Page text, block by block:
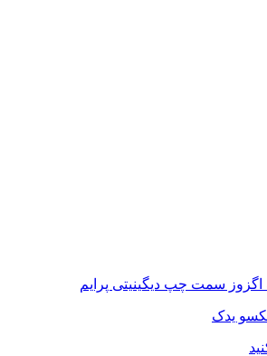
اگزوز سمت چپ دیگینیتی پرایم